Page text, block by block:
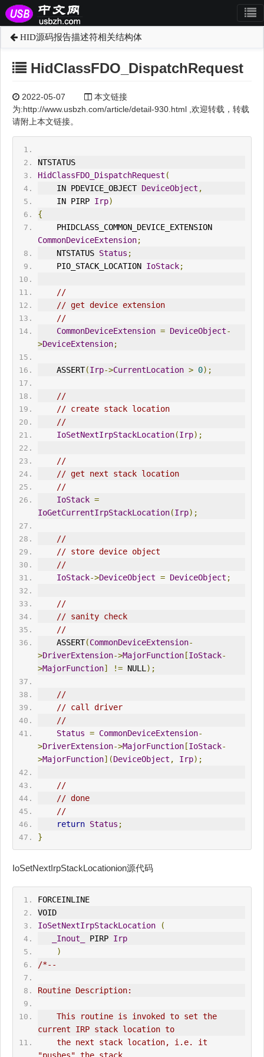
HID源码报告描述符相关结构体
HidClassFDO_DispatchRequest
2022-05-07
本文链接
为:http://www.usbzh.com/article/detail-930.html ,欢迎转载，转载
请附上本文链接。
NTSTATUS
HidClassFDO_DispatchRequest (
IN PDEVICE_OBJECT DeviceObject ,
IN PIRP Irp)
{
    P
HID
CLASS_COMMON_DEVICE_EXTENSION
CommonDeviceExtension;
    NTSTATUS
Status ;
    PIO_ST
ACK_LOCATION IoStack;
//
// get device extension
//
CommonDeviceExtension = DeviceObject-
>DeviceExtension;
    ASSERT
(Irp->CurrentLocation > 0);
//
// create stack location
//
IoSetNextIrpStackLocation(Irp);
//
// get next stack location
//
IoStack =
IoGetCurrentIrpStackLocation(Irp);
//
// store device object
//
IoStack->DeviceObject = DeviceObject ;
//
// sanity check
//
    ASSERT
(CommonDeviceExtension-
>DriverExtension->MajorFunction[IoStack-
>MajorFunction] != NULL );
//
// call driver
//
Status = CommonDeviceExtension-
>DriverExtension->MajorFunction[IoStack-
>MajorFunction](DeviceObject , Irp);
//
// done
//
return Status ;
}
IoSetNextIrpStackLocationion源代码
FORCEINLINE
VOID
IoSetNextIrpStackLocation
(
_Inout_
PIRP Irp
)
/*--
Routine Description:
current IRP stack location to